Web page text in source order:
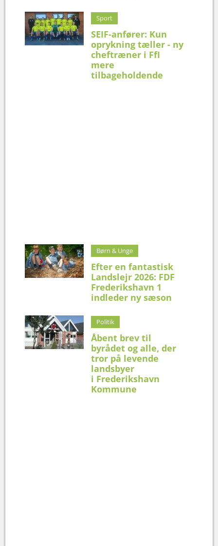
Sport
SEIF-anfører: Kun
oprykning tæller - ny
cheftræner i FfI
mere
tilbageholdende
Børn & Unge
Efter en fantastisk
Landslejr 2026: FDF
Frederikshavn 1
indleder ny sæson
Politik
Åbent brev til
byrådet og alle, der
tror på levende
landsbyer
i Frederikshavn
Kommune